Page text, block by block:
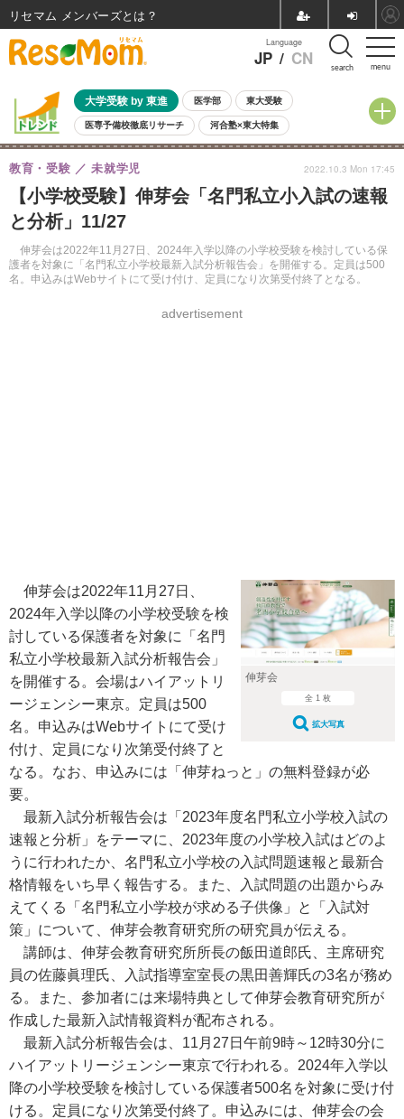
menu
Language
JP / CN search
大学受験 by 東進 医学部 東大受験
医専予備校徹底リサーチ 河合塾×東大特集
親子で考える大学選び 高校受験 中学受験 小学校受験
共通テスト 夏休み
8月開催イベント・WS 全国公立高校 過去問 人気記事
自由研究教材（小学生向け）
【小学校受験】伸芽会「名門私立小入試の速報
と分析」11/27
伸芽会は2022年11月27日、2024年入学以降の小学校受験を検討している保
護者を対象に「名門私立小学校最新入試分析報告会」を開催する。定員は500
名。申込みはWebサイトにて受け付け、定員になり次第受付終了となる。
教育・受験 未就学児
advertisement
2022.10.3 Mon 17:45
伸芽会
全 1 枚
拡大写真
伸芽会は2022年11月27日、
2024年入学以降の小学校受験を検
討している保護者を対象に「名門
私立小学校最新入試分析報告会」
を開催する。会場はハイアットリ
ージェンシー東京。定員は500
名。申込みはWebサイトにて受け
付け、定員になり次第受付終了と
なる。なお、申込みには「伸芽ねっと」の無料登録が必
要。
最新入試分析報告会は「2023年度名門私立小学校入試の
速報と分析」をテーマに、2023年度の小学校入試はどのよ
うに行われたか、名門私立小学校の入試問題速報と最新合
格情報をいち早く報告する。また、入試問題の出題からみ
えてくる「名門私立小学校が求める子供像」と「入試対
策」について、伸芽会教育研究所の研究員が伝える。
講師は、伸芽会教育研究所所長の飯田道郎氏、主席研究
員の佐藤眞理氏、入試指導室室長の黒田善輝氏の3名が務め
る。また、参加者には来場特典として伸芽会教育研究所が
作成した最新入試情報資料が配布される。
最新入試分析報告会は、11月27日午前9時～12時30分に
ハイアットリージェンシー東京で行われる。2024年入学以
降の小学校受験を検討している保護者500名を対象に受け付
ける。定員になり次第受付終了。申込みには、伸芽会の会
リセマム メンバーズ